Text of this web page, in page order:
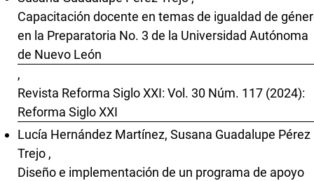
Capacitación docente en temas de igualdad de
en la Preparatoria No. 3 de la Universidad Autónoma
de Nuevo León
,
Revista Reforma Siglo XXI: Vol. 30 Núm. 117 (2024):
Reforma Siglo XXI
Lucía Hernández Martínez, Susana Guadalupe Pérez
Trejo ,
Diseño e implementación de un programa de apoyo